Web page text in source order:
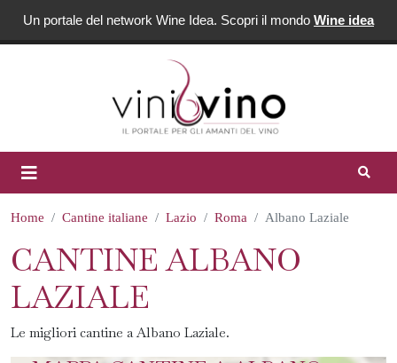
Un portale del network Wine Idea. Scopri il mondo Wine idea
Home Cantine italiane Lazio Roma Albano Laziale
CANTINE ALBANO
LAZIALE
Le migliori cantine a Albano Laziale.